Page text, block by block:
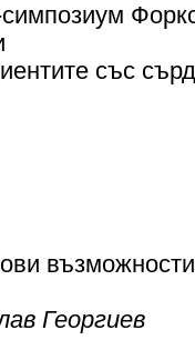
със
Георгиев